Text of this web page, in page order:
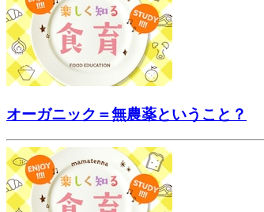
オーガニック＝無農薬ということ？